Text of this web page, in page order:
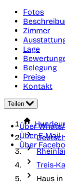
Fotos
Zimmer
Lage
Belegung
Preise
Kontakt
Teilen
Über
Über E-Mail
Über
Treis-
Haus